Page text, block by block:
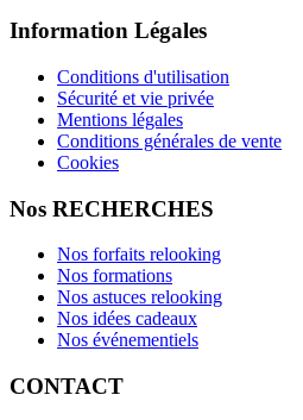
Information Légales
Conditions d'utilisation
Sécurité et vie privée
Mentions légales
Conditions générales de vente
Cookies
Nos RECHERCHES
Nos forfaits relooking
Nos formations
Nos astuces relooking
Nos idées cadeaux
Nos événementiels
CONTACT